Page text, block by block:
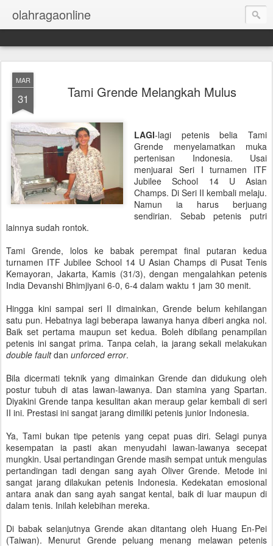
olahragaonline
MAR
31 Tami Grende Melangkah Mulus
LAGI-lagi petenis belia Tami
Grende menyelamatkan muka
pertenisan Indonesia. Usai
menjuarai Seri I turnamen ITF
Jubilee School 14 U Asian
Champs. Di Seri II kembali melaju.
Namun ia harus berjuang
sendirian. Sebab petenis putri
lainnya sudah rontok.
Tami Grende, lolos ke babak perempat final putaran kedua
turnamen ITF Jubilee School 14 U Asian Champs di Pusat Tenis
Kemayoran, Jakarta, Kamis (31/3), dengan mengalahkan petenis
India Devanshi Bhimjiyani 6-0, 6-4 dalam waktu 1 jam 30 menit.
Hingga kini sampai seri II dimainkan, Grende belum kehilangan
satu pun. Hebatnya lagi beberapa lawanya hanya diberi angka nol.
Baik set pertama maupun set kedua. Boleh dibilang penampilan
petenis ini sangat prima. Tanpa celah, ia jarang sekali melakukan
double faultdan unforced error.
Bila dicermati teknik yang dimainkan Grende dan didukung oleh
postur tubuh di atas lawan-lawanya. Dan stamina yang Spartan.
Diyakini Grende tanpa kesulitan akan meraup gelar kembali di seri
II ini. Prestasi ini sangat jarang dimiliki petenis junior Indonesia.
Ya, Tami bukan tipe petenis yang cepat puas diri. Selagi punya
kesempatan ia pasti akan menyudahi lawan-lawanya secepat
mungkin. Usai pertandingan Grende masih sempat untuk mengulas
pertandingan tadi dengan sang ayah Oliver Grende. Metode ini
sangat jarang dilakukan petenis Indonesia. Kedekatan emosional
antara anak dan sang ayah sangat kental, baik di luar maupun di
dalam tenis. Inilah kelebihan mereka.
Di babak selanjutnya Grende akan ditantang oleh Huang En-Pei
(Taiwan). Menurut Grende peluang menang melawan petenis